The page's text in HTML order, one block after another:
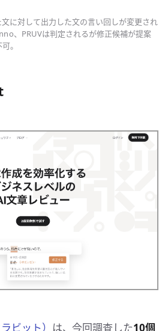
文に対して出力した文の言い回しが変更され
、PRUVは判定されるが修正候補が提案
。
ビット） は、今回調査した10個